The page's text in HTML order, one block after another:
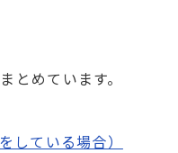
めています。
ている場合）